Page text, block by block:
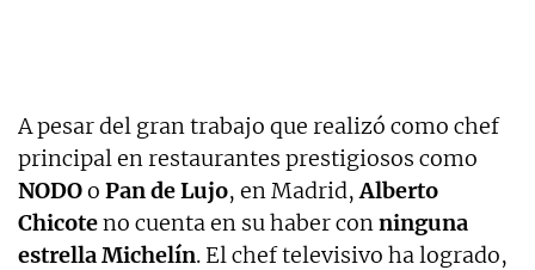
A pesar del gran trabajo que realizó como chef
principal en restaurantes prestigiosos como
NODOo Pan de Lujo, en Madrid,Alberto
Chicoteno cuenta en su haber conninguna
estrella Michelín. El chef televisivo ha logrado,